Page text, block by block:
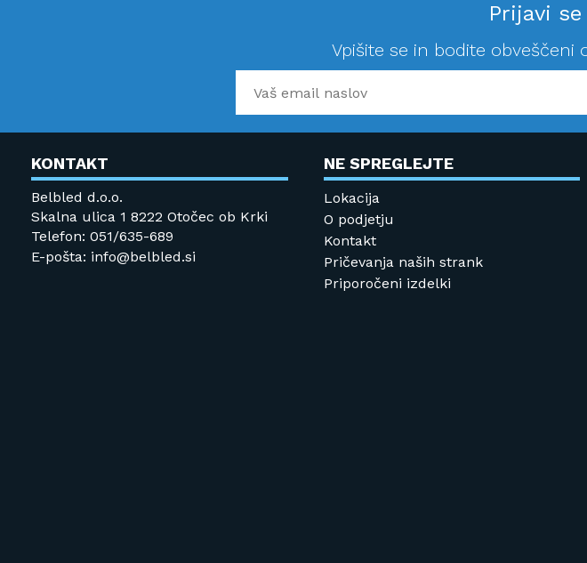
Prijavi
Vpišite se in bodite
KONTAKT
Belbled d.o.o.
Skalna ulica 1 8222 Otočec ob Krki
Telefon: 051/635-689
E-pošta: info@belbled.si
NE SPREGLEJTE
Lokacija
O podjetju
Kontakt
Pričevanja naših strank
Priporočeni izdelki